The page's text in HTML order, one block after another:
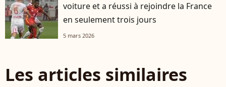
voiture et a réussi à rejoindre la France
en seulement trois jours
5 mars 2026
Les articles similaires